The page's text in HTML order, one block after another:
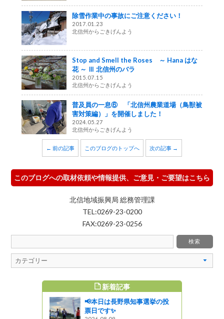
除雪作業中の事故にご注意ください！
2017.01.23
北信州からごきげんよう
Stop and Smell the Roses ～ Hana はな
花 ～ Ⅲ 北信州のバラ
2015.07.15
北信州からごきげんよう
普及員の一息⑥ 「北信州農業道場（鳥獣被
害対策編）」を開催しました！
2024.05.27
北信州からごきげんよう
← 前の記事 このブログのトップへ 次の記事 →
このブログへの取材依頼や情報提供、ご意見・ご要望はこちら
北信地域振興局 総務管理課
TEL:0269-23-0200
FAX:0269-23-0256
新着記事
📢本日は長野県知事選挙の投
票日です✨